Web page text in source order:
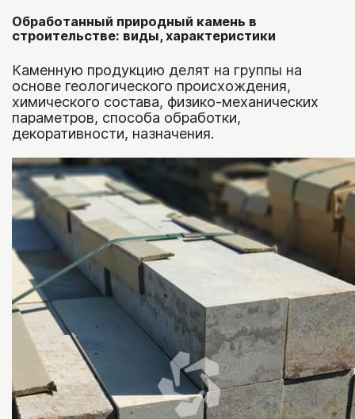
Тротуарная плитка
Гранитная брусчатка
Бетонная плитка
Брусчатка из камня
Бордюры бетонные
Бордюры из камня
Гранитная плита (плита
мощения)
Облицовочная плитка
Плитка из камня
Горбушка/торец
Соломка/полоска
Плитка из гранита
Обработанный природный камень в
строительстве: виды, характеристики
Каменную продукцию делят на группы на
основе геологического происхождения,
химического состава, физико-механических
параметров, способа обработки,
декоративности, назначения.